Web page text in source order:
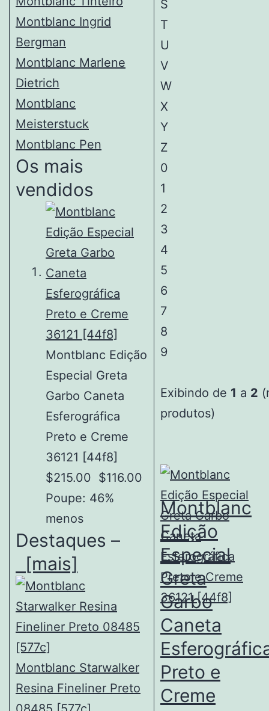
Montblanc Ingrid
Bergman
Montblanc Marlene
Dietrich
Montblanc
Meisterstuck
Montblanc Pen
Os mais
vendidos
Montblanc Edição
Especial Greta
Garbo Caneta
Esferográfica
Preto e Creme
36121 [44f8]
$215.00 $116.00
Poupe: 46%
menos
Destaques –
[mais]
Montblanc Starwalker
Resina Fineliner Preto
S
T
U
V
W
X
Y
Z
0
1
2
3
4
5
6
7
8
9
Exibindo de 1 a 2
produtos)
Montblanc
Edição
Especial
Greta
Garbo
Caneta
Preto e
Creme